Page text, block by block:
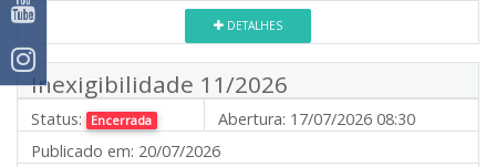
DETALHES
Inexigibilidade 11/2026
Status: Encerrada Abertura: 17/07/2026 08:30
Publicado em: 20/07/2026